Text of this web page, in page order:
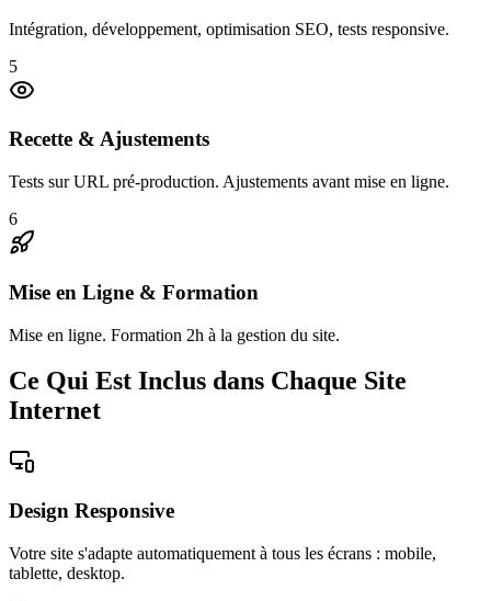
Intégration, développement, optimisation SEO, tests responsive.
5
Recette & Ajustements
Tests sur URL pré-production. Ajustements avant mise en ligne.
6
Mise en Ligne & Formation
Mise en ligne. Formation 2h à la gestion du site.
Ce Qui Est Inclus dans Chaque Site
Internet
Design Responsive
Votre site s'adapte automatiquement à tous les écrans : mobile,
tablette, desktop.